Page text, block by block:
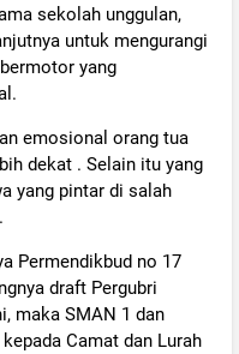
sekolah unggulan,
untuk mengurangi
yang
emosional orang tua
dekat . Selain itu yang
yang pintar di salah
Permendikbud no 17
draft Pergubri
maka SMAN 1 dan
Camat dan Lurah